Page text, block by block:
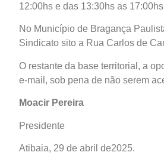
12:00hs e das 13:30hs as
No Município de Bragança
Sindicato sito a Rua Carlos de
O restante da base territorial, a
e-mail, sob pena de não serem
Moacir Pereira
Presidente
Atibaia, 29 de abril de2025.